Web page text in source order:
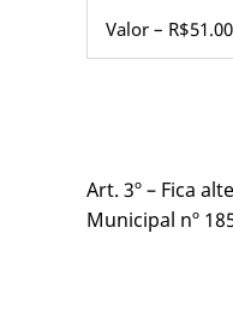
Valor –
Art. 3º – Fica
Municipal nº